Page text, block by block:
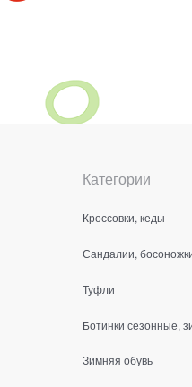
Категории
Кроссовки, кеды
Сандалии,
Туфли
Ботинки сезонные,
Зимняя обувь